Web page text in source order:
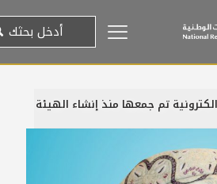
تم جمعها منذ إنشاء الهيئة
5 يوليو، 2015